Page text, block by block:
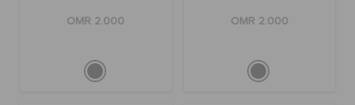
OMR 2.000
OMR 2.000